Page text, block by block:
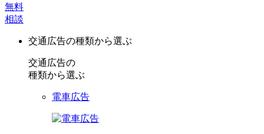
無料
相談
交通広告の種類から選ぶ
交通広告の
種類から選ぶ
電車広告